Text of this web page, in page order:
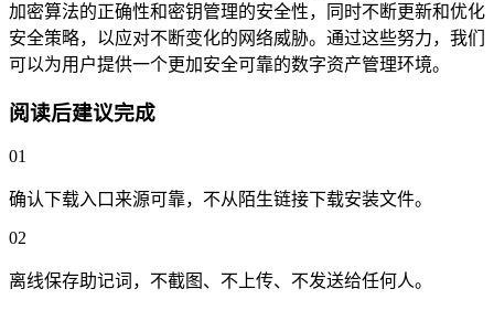
加密算法的正确性和密钥管理的安全性，同时不断更新和优化
安全策略，以应对不断变化的网络威胁。通过这些努力，我们
可以为用户提供一个更加安全可靠的数字资产管理环境。
阅读后建议完成
01
确认下载入口来源可靠，不从陌生链接下载安装文件。
02
离线保存助记词，不截图、不上传、不发送给任何人。